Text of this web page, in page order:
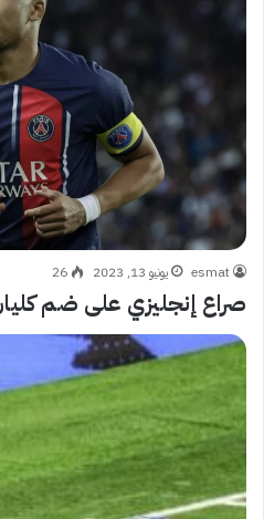
esmat يونيو 13, 2023 26
صراع إنجليزي على ضم